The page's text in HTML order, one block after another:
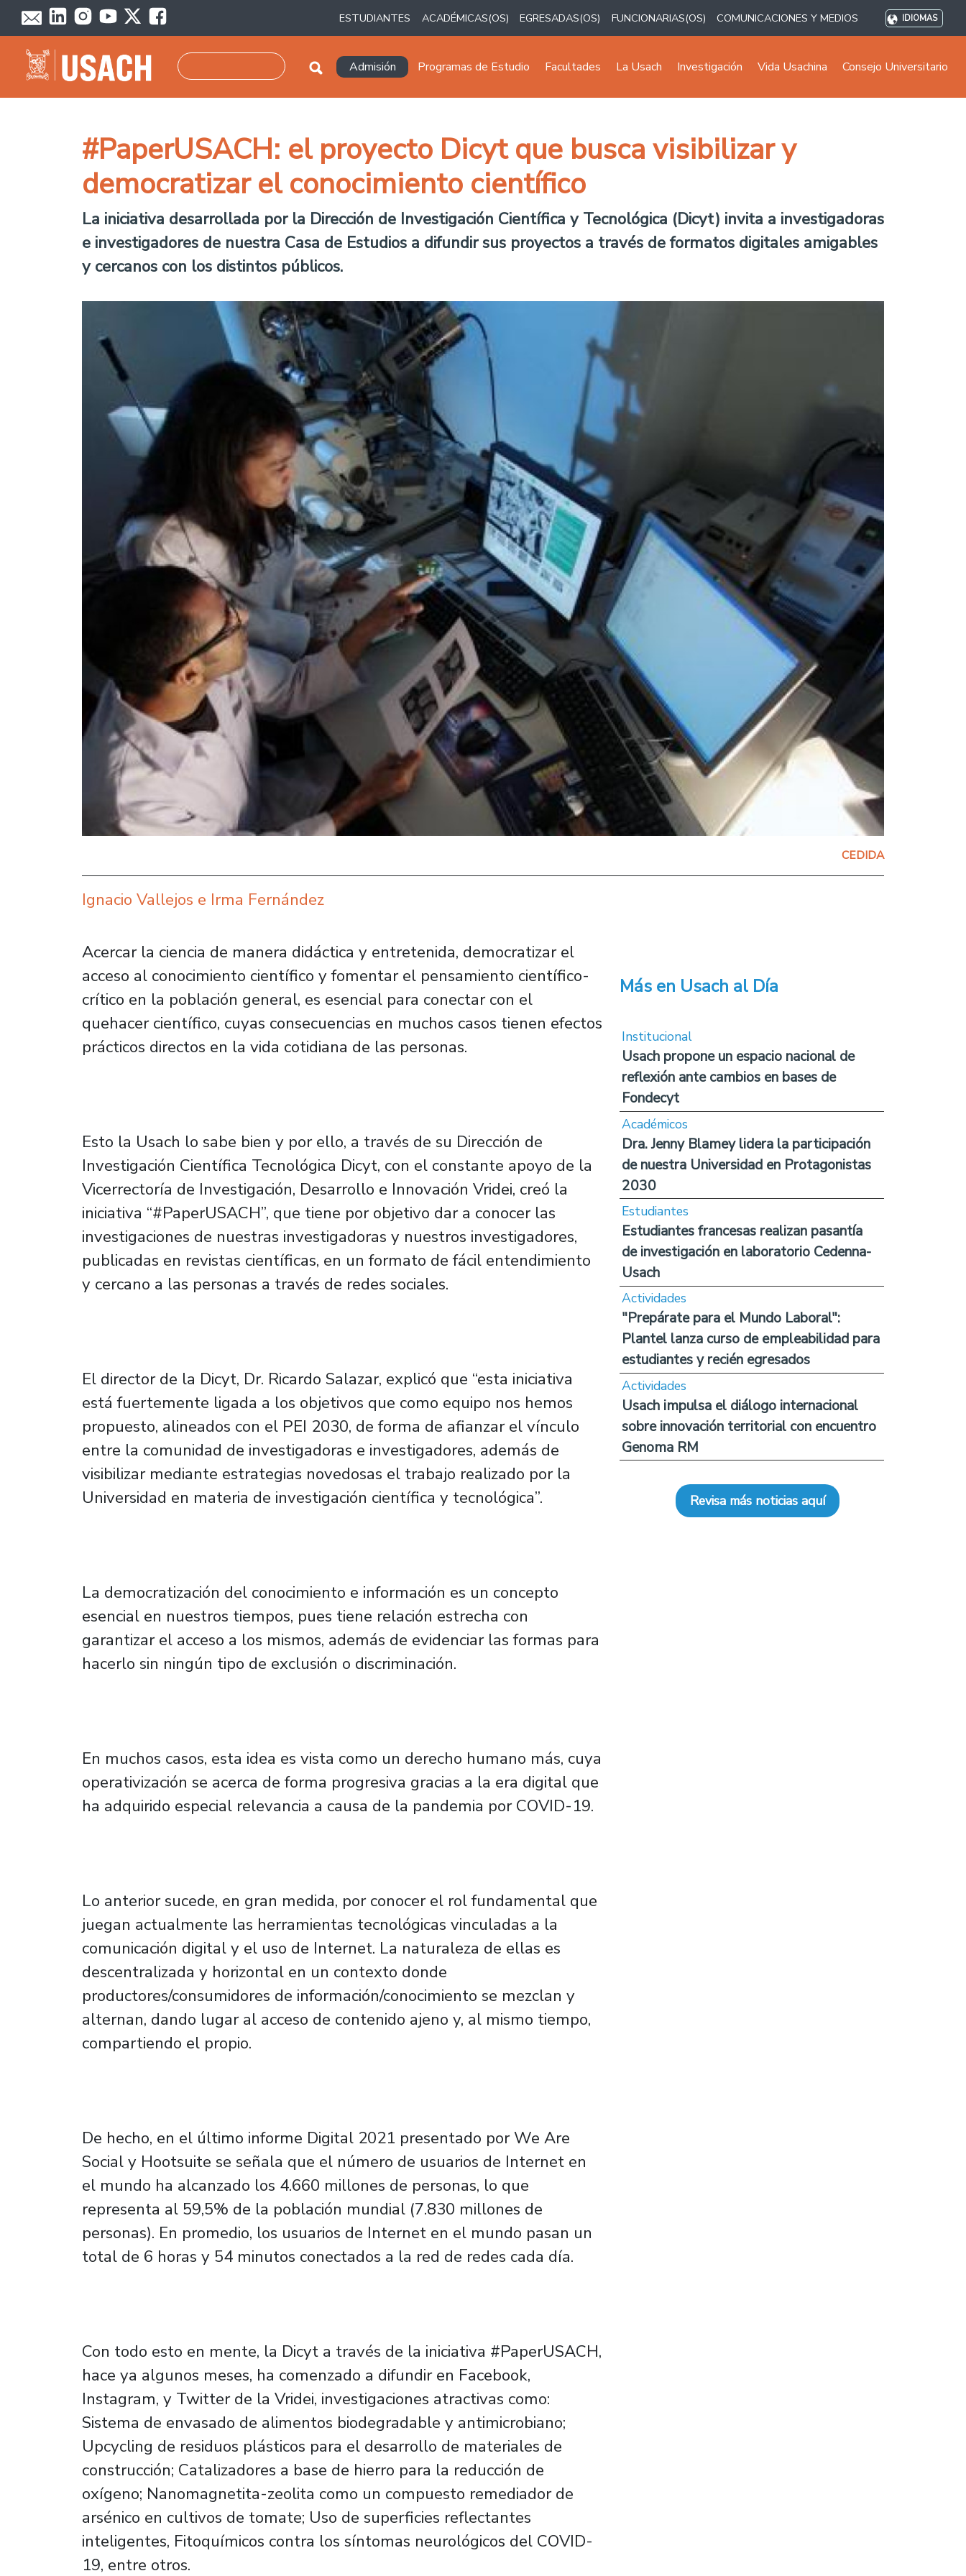
Pasar al contenido principal
ESTUDIANTES ACADÉMICAS(OS) EGRESADAS(OS) FUNCIONARIAS(OS) COMUNICACIONES Y MEDIOS IDIOMAS
Navegación principal
Admisión Programas de Estudio Facultades La Usach Investigación Vida Usachina Consejo Universitario
#PaperUSACH: el proyecto Dicyt que busca visibilizar y
democratizar el conocimiento científico
La iniciativa desarrollada por la Dirección de Investigación Científica y Tecnológica (Dicyt) invita a investigadoras
e investigadores de nuestra Casa de Estudios a difundir sus proyectos a través de formatos digitales amigables
y cercanos con los distintos públicos.
CEDIDA
Ignacio Vallejos e Irma Fernández
Acercar la ciencia de manera didáctica y entretenida, democratizar el
acceso al conocimiento científico y fomentar el pensamiento científico-
crítico en la población general, es esencial para conectar con el
quehacer científico, cuyas consecuencias en muchos casos tienen efectos
prácticos directos en la vida cotidiana de las personas.
Esto la Usach lo sabe bien y por ello, a través de su Dirección de
Investigación Científica Tecnológica Dicyt, con el constante apoyo de la
Vicerrectoría de Investigación, Desarrollo e Innovación Vridei, creó la
iniciativa “#PaperUSACH”, que tiene por objetivo dar a conocer las
investigaciones de nuestras investigadoras y nuestros investigadores,
publicadas en revistas científicas, en un formato de fácil entendimiento
y cercano a las personas a través de redes sociales.
El director de la Dicyt, Dr. Ricardo Salazar, explicó que “esta iniciativa
está fuertemente ligada a los objetivos que como equipo nos hemos
propuesto, alineados con el PEI 2030, de forma de afianzar el vínculo
entre la comunidad de investigadoras e investigadores, además de
visibilizar mediante estrategias novedosas el trabajo realizado por la
Universidad en materia de investigación científica y tecnológica”.
La democratización del conocimiento e información es un concepto
esencial en nuestros tiempos, pues tiene relación estrecha con
garantizar el acceso a los mismos, además de evidenciar las formas para
hacerlo sin ningún tipo de exclusión o discriminación.
En muchos casos, esta idea es vista como un derecho humano más, cuya
operativización se acerca de forma progresiva gracias a la era digital que
ha adquirido especial relevancia a causa de la pandemia por COVID-19.
Lo anterior sucede, en gran medida, por conocer el rol fundamental que
juegan actualmente las herramientas tecnológicas vinculadas a la
comunicación digital y el uso de Internet. La naturaleza de ellas es
descentralizada y horizontal en un contexto donde
productores/consumidores de información/conocimiento se mezclan y
alternan, dando lugar al acceso de contenido ajeno y, al mismo tiempo,
compartiendo el propio.
De hecho, en el último informe Digital 2021 presentado por We Are
Social y Hootsuite se señala que el número de usuarios de Internet en
el mundo ha alcanzado los 4.660 millones de personas, lo que
representa al 59,5% de la población mundial (7.830 millones de
personas). En promedio, los usuarios de Internet en el mundo pasan un
total de 6 horas y 54 minutos conectados a la red de redes cada día.
Con todo esto en mente, la Dicyt a través de la iniciativa #PaperUSACH,
hace ya algunos meses, ha comenzado a difundir en Facebook,
Instagram, y Twitter de la Vridei, investigaciones atractivas como:
Sistema de envasado de alimentos biodegradable y antimicrobiano;
Upcycling de residuos plásticos para el desarrollo de materiales de
construcción; Catalizadores a base de hierro para la reducción de
oxígeno; Nanomagnetita-zeolita como un compuesto remediador de
arsénico en cultivos de tomate; Uso de superficies reflectantes
inteligentes, Fitoquímicos contra los síntomas neurológicos del COVID-
19, entre otros.
Más en Usach al Día
Institucional
Usach propone un espacio nacional de
reflexión ante cambios en bases de
Fondecyt
Académicos
Dra. Jenny Blamey lidera la participación
de nuestra Universidad en Protagonistas
2030
Estudiantes
Estudiantes francesas realizan pasantía
de investigación en laboratorio Cedenna-
Usach
Actividades
"Prepárate para el Mundo Laboral":
Plantel lanza curso de empleabilidad para
estudiantes y recién egresados
Actividades
Usach impulsa el diálogo internacional
sobre innovación territorial con encuentro
Genoma RM
Revisa más noticias aquí